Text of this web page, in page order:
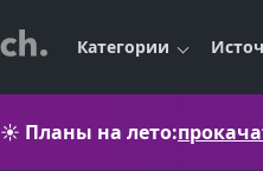
Категории
☀️ Планы на лето: